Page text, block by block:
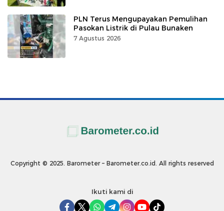
PLN Terus Mengupayakan Pemulihan
Pasokan Listrik di Pulau Bunaken
7 Agustus 2026
Copyright © 2025. Barometer – Barometer.co.id. All rights reserved
Ikuti kami di